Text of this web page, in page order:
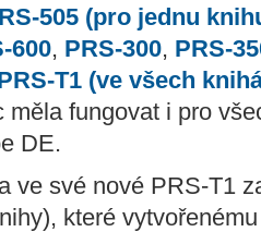
505 (pro jednu
600, PRS-300, PRS-
T1 (ve všech
měla fungovat i pro
DE.
ve své nové PRS-T1
které